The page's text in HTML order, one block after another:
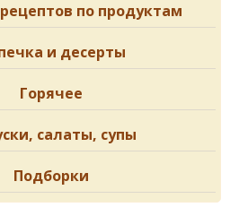
по продуктам
и десерты
Горячее
салаты, супы
Подборки